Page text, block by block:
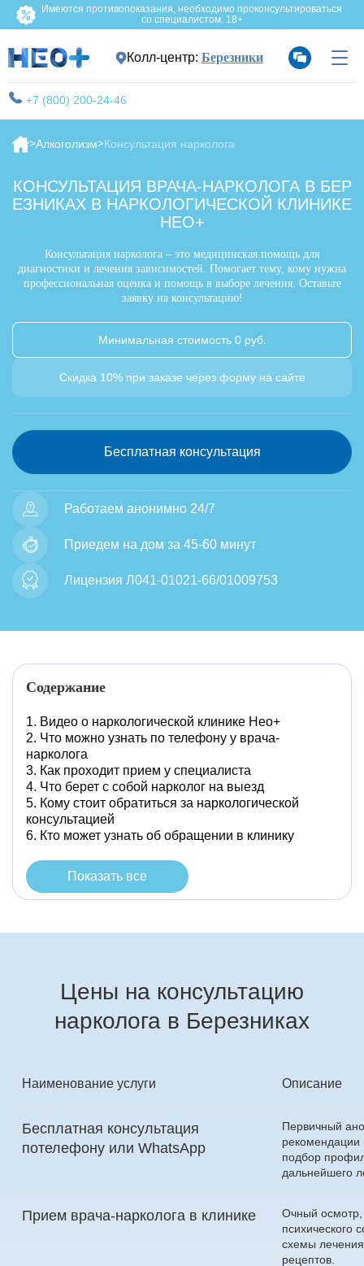
Имеются противопоказания, необходимо проконсультироваться
со специалистом. 18+
Колл-центр: Березники
+7 (800) 200-24-46
Алкоголизм Консультация нарколога
КОНСУЛЬТАЦИЯ ВРАЧА-НАРКОЛОГА В БЕР
ЕЗНИКАХ В НАРКОЛОГИЧЕСКОЙ КЛИНИКЕ
НЕО+
Консультация нарколога – это медицинская помощь для
диагностики и лечения зависимостей. Помогает тему, кому нужна
профессиональная оценка и помощь в выборе лечения. Оставьте
заявку на консультацию!
Минимальная стоимость 0 руб.
Скидка 10% при заказе через форму на сайте
Бесплатная консультация
Работаем анонимно 24/7
Приедем на дом за 45-60 минут
Лицензия Л041-01021-66/01009753
Содержание
Видео о наркологической клинике Нео+
Что можно узнать по телефону у врача-
нарколога
Как проходит прием у специалиста
Что берет с собой нарколог на выезд
Кому стоит обратиться за наркологической
консультацией
Кто может узнать об обращении в клинику
Показать все
Цены на консультацию
нарколога в Березниках
Наименование услуги Описание
Бесплатная консультация
потелефону или WhatsApp
Первичный
подбор
дальнейшего
Прием врача-нарколога в клинике
Очный осмотр,
психического
схемы
рецептов.